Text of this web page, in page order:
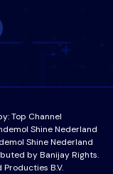
Top Channel
Shine Nederland
Shine Nederland
by Banijay Rights.
B.V.